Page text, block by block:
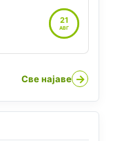
21
АВГ
Све најаве →